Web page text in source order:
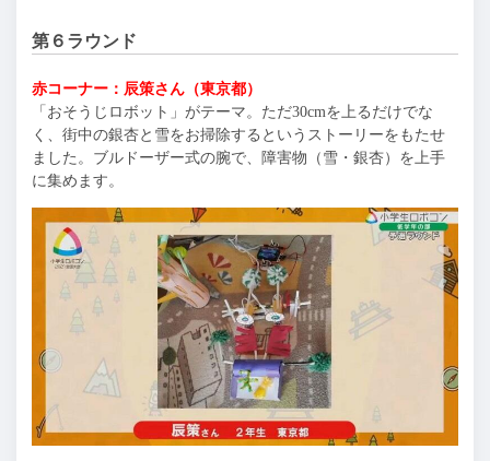
第６ラウンド
赤コーナー：辰策さん（東京都）
「おそうじロボット」がテーマ。ただ30cmを上るだけでな
く、街中の銀杏と雪をお掃除するというストーリーをもたせ
ました。ブルドーザー式の腕で、障害物（雪・銀杏）を上手
に集めます。